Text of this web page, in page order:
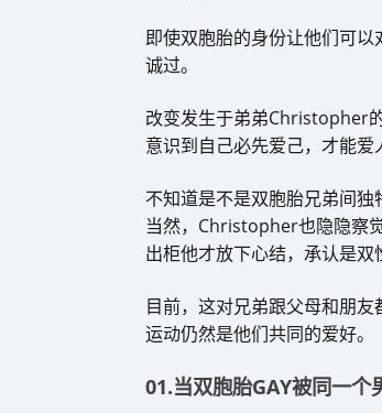
即使双胞胎的身份让他们可
诚过。
改变发生于弟弟Christopher
意识到自己必先爱己，才能爱
不知道是不是双胞胎兄弟间独
当然，Christopher也隐隐察
出柜他才放下心结，承认是双
目前，这对兄弟跟父母和朋
运动仍然是他们共同的爱好。
01.当双胞胎GAY被同一个